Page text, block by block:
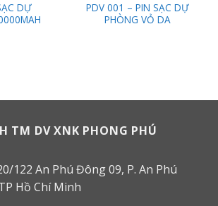
DỰ
PDV 001 – PIN SẠC DỰ
PHÒNG VỎ DA
TM DV XNK PHONG PHÚ
122 An Phú Đông 09, P. An Phú
Hồ Chí Minh